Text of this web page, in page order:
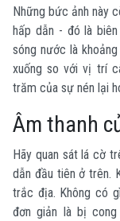
Những bức ảnh này
hấp dẫn - đó là
sóng nước là
xuống so với vị trí
trăm của sự nén lại
Âm thanh
Hãy quan sát lá cờ
dẫn đầu tiên ở trên.
trắc địa. Không có
đơn giản là bị